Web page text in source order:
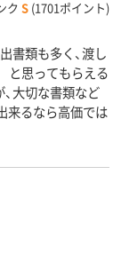
ク S (1701ポイント)
書類も多く、渡し
思ってもらえる
大切な書類など
来るなら高価では